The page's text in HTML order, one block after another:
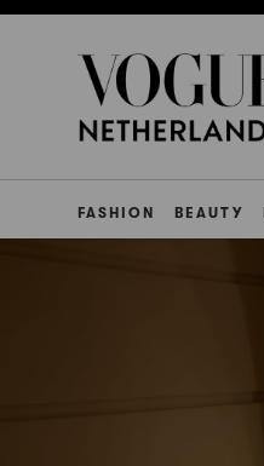
FASHION BEAUTY